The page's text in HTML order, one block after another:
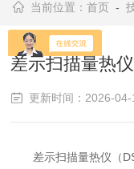
当前位置：首页 -
差示扫描量热
更新时间：2026-04-
差示扫描量热仪（